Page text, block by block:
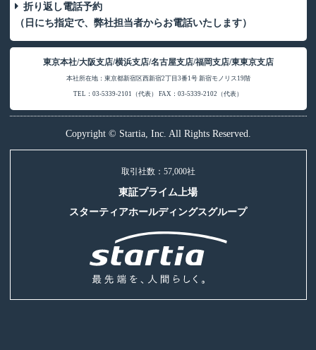
折り返し電話予約
（日にち指定で、弊社担当者からお電話いたします）
東京本社/大阪支店/横浜支店/名古屋支店/福岡支店/東東京支店
本社所在地：東京都新宿区西新宿2丁目3番1号 新宿モノリス19階
TEL：03-5339-2101（代表） FAX：03-5339-2102（代表）
Copyright © Startia, Inc. All Rights Reserved.
取引社数：57,000社
東証プライム上場
スターティアホールディングスグループ